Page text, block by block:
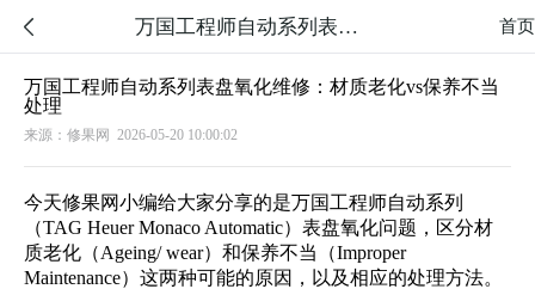
 首页
万国工程师自动系列表盘氧化维修：材质老化vs保养不当处理
万国工程师自动系列表盘氧化维修：材质老化vs保养不当
处理
来源：修果网 2026-05-20 10:00:02
今天修果网小编给大家分享的是万国工程师自动系列
（TAG Heuer Monaco Automatic）表盘氧化问题，区分材
质老化（Ageing/ wear）和保养不当（Improper
Maintenance）这两种可能的原因，以及相应的处理方法。